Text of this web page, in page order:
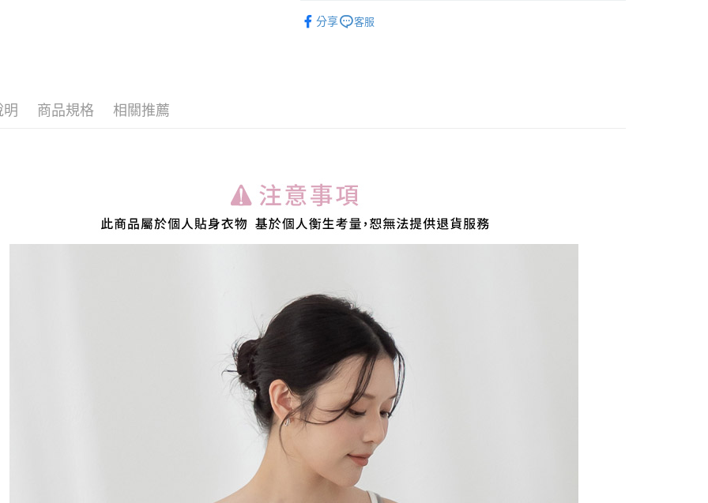
每筆NT$80，滿NT$699(含以上)免運費
每筆NT$120，滿NT$699(含以上)免運費
國家/地區配送
分享 客服
明 商品規格 相關推薦